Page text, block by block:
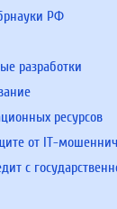
РФ
разработки
ресурсов
от IT-
с